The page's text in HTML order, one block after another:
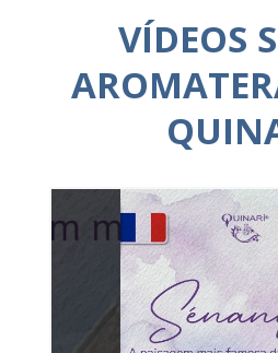
VÍDEOS